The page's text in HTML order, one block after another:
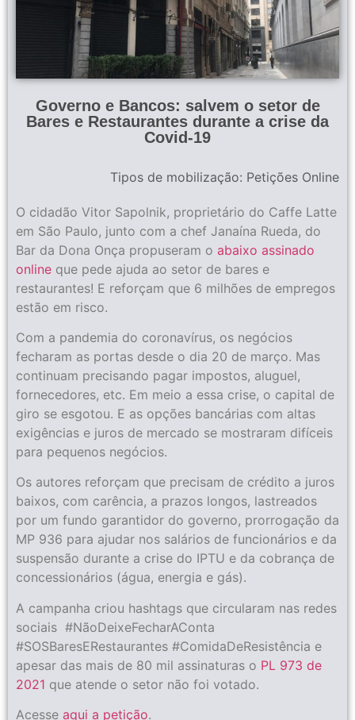
Governo e Bancos: salvem o setor de
Bares e Restaurantes durante a crise da
Covid-19
Tipos de mobilização: Petições Online
O cidadão Vitor Sapolnik, proprietário do Caffe Latte
em São Paulo, junto com a chef Janaína Rueda, do
Bar da Dona Onça propuseram o abaixo assinado
online que pede ajuda ao setor de bares e
restaurantes! E reforçam que 6 milhões de empregos
estão em risco.
Com a pandemia do coronavírus, os negócios
fecharam as portas desde o dia 20 de março. Mas
continuam precisando pagar impostos, aluguel,
fornecedores, etc. Em meio a essa crise, o capital de
giro se esgotou. E as opções bancárias com altas
exigências e juros de mercado se mostraram difíceis
para pequenos negócios.
Os autores reforçam que precisam de crédito a juros
baixos, com carência, a prazos longos, lastreados
por um fundo garantidor do governo, prorrogação da
MP 936 para ajudar nos salários de funcionários e da
suspensão durante a crise do IPTU e da cobrança de
concessionários (água, energia e gás).
A campanha criou hashtags que circularam nas redes
sociais #NãoDeixeFecharAConta
#SOSBaresERestaurantes #ComidaDeResistência e
apesar das mais de 80 mil assinaturas o PL 973 de
2021 que atende o setor não foi votado.
Acesse aqui a petição.